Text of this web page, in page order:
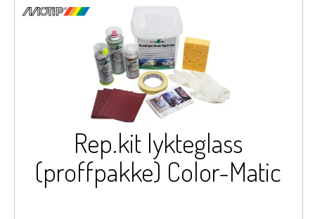
Rep.kit lykteglass
(proffpakke) Color-Matic